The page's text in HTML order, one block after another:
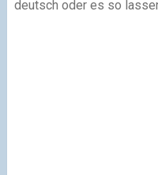
deutsch oder es so